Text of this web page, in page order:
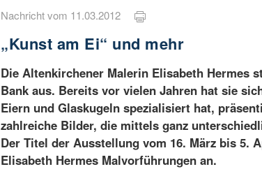
Nachricht vom 11.03.2012
„Kunst am Ei“ und mehr
Die Altenkirchener Malerin Elisabeth Hermes
Bank aus. Bereits vor vielen Jahren hat sie
Eiern und Glaskugeln spezialisiert hat,
zahlreiche Bilder, die mittels ganz
Der Titel der Ausstellung vom 16. März bis 5.
Elisabeth Hermes Malvorführungen an.